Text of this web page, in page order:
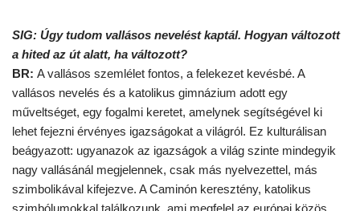
SIG: Úgy tudom vallásos nevelést kaptál. Hogyan változott
a hited az út alatt, ha változott?
BR: A vallásos szemlélet fontos, a felekezet kevésbé. A
vallásos nevelés és a katolikus gimnázium adott egy
műveltséget, egy fogalmi keretet, amelynek segítségével ki
lehet fejezni érvényes igazságokat a világról. Ez kulturálisan
beágyazott: ugyanazok az igazságok a világ szinte mindegyik
nagy vallásánál megjelennek, csak más nyelvezettel, más
szimbolikával kifejezve. A Caminón keresztény, katolikus
szimbólumokkal találkozunk, ami megfelel az európai közös